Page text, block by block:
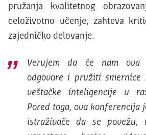
pružanja kvalitetnog
celoživotno učenje, zahteva
zajedničko delovanje.
Verujem da će nam ova
odgovore i pružiti smernice
veštačke inteligencije u
Pored toga, ova konferencija
istraživače da se povežu,